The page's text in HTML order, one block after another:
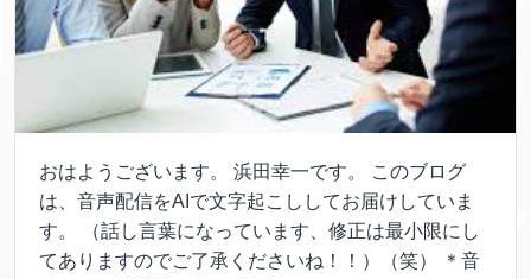
おはようございます。 浜田幸一です。 このブログ
は、音声配信をAIで文字起こししてお届けしていま
す。 （話し言葉になっています、修正は最小限にし
てありますのでご了承くださいね！！）（笑） ＊音